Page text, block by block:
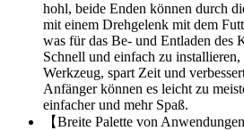
hohl, beide Enden können durch
mit einem Drehgelenk mit dem
was für das Be- und Entladen des
Schnell und einfach zu
Werkzeug, spart Zeit und
Anfänger können es leicht zu
einfacher und mehr Spaß.
【Breite Palette von